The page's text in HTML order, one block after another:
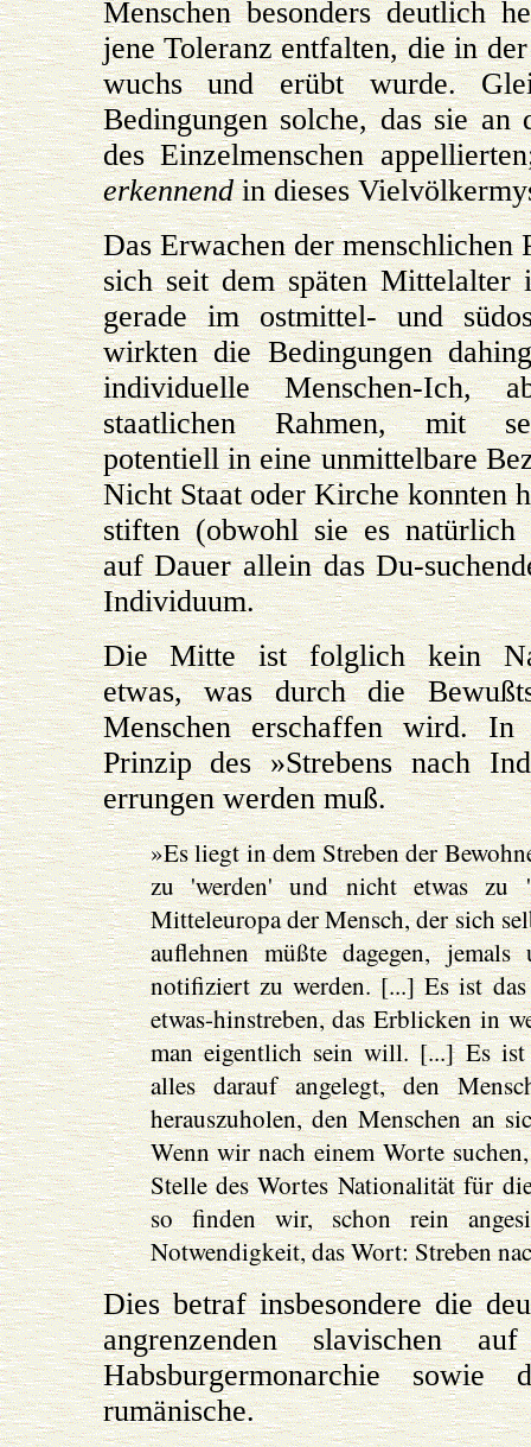
Menschen besonders deutlich
jene Toleranz entfalten, die in
wuchs und erübt wurde.
Bedingungen solche, das sie
des Einzelmenschen
erkennendin dieses
Das Erwachen der menschlichen
sich seit dem späten Mittelalter
gerade im ostmittel- und
wirkten die Bedingungen
individuelle Menschen-Ich,
staatlichen Rahmen, mit
potentiell in eine unmittelbare
Nicht Staat oder Kirche konnten
stiften (obwohl sie es natürlich
auf Dauer allein das Du-
Individuum.
Die Mitte ist folglich kein
etwas, was durch die
Menschen erschaffen wird.
Prinzip des »Strebens nach
errungen werden muß.
»Es liegt in dem Streben der
zu 'werden' und nicht etwas zu
Mitteleuropa der Mensch, der sich
auflehnen müßte dagegen,
notifiziert zu werden. [...] Es ist
etwas-hinstreben, das Erblicken in
man eigentlich sein will. [...] Es
alles darauf angelegt, den
herauszuholen, den Menschen an
Wenn wir nach einem Worte
Stelle des Wortes Nationalität für
so finden wir, schon rein
Notwendigkeit, das Wort: Streben
Dies betraf insbesondere die
angrenzenden slavischen
Habsburgermonarchie sowie
rumänische.